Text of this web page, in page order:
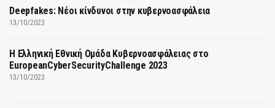
Deepfakes: Νέοι κίνδυνοι στην κυβερνοασφάλεια
13/10/2023
Η Ελληνική Εθνική Ομάδα Κυβερνοασφάλειας στο
EuropeanCyberSecurityChallenge 2023
13/10/2023